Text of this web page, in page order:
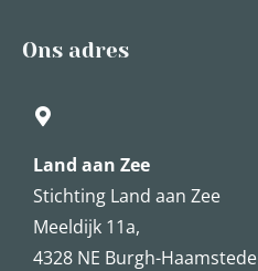
Ons adres
Land aan Zee
Stichting Land aan Zee
Meeldijk 11a,
4328 NE Burgh-Haamstede